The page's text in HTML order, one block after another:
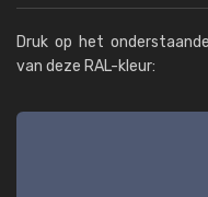
Druk op het
van deze RAL-kleur: